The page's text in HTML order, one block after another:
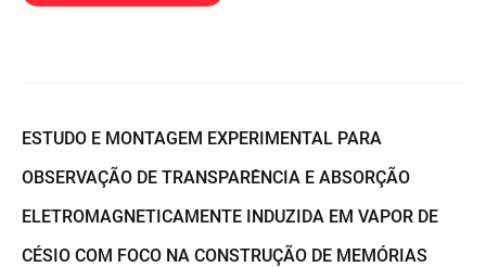
ESTUDO E MONTAGEM EXPERIMENTAL PARA
OBSERVAÇÃO DE TRANSPARÊNCIA E ABSORÇÃO
ELETROMAGNETICAMENTE INDUZIDA EM VAPOR DE
CÉSIO COM FOCO NA CONSTRUÇÃO DE MEMÓRIAS